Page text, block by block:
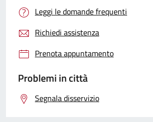
Leggi le domande frequenti
Richiedi assistenza
Prenota appuntamento
Problemi in città
Segnala disservizio